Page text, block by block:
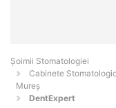
Șoimii Stomatologiei
Cabinete
Mureş
DentExpert